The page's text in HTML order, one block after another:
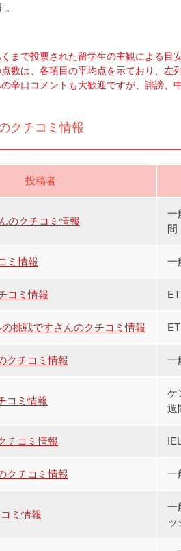
まで投票された留学生の主観による目
数は、各項目の平均点を示ており、左
辛口コメントも大歓迎ですが、誹謗、
クチコミ情報
投稿者
のクチコミ情報
一
間
ミ情報 一
コミ情報
挑戦ですさんのクチコミ情報
クチコミ情報 一
コミ情報
ケ
週
チコミ情報
クチコミ情報 一
ミ情報
一
ッ